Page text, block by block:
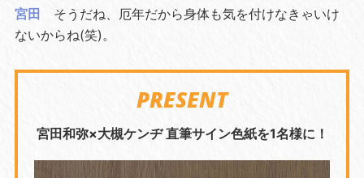
宮田
そうだね、厄年だから身体も気を付けなきゃいけ
ないからね(笑)。
PRESENT
宮田和弥×大槻ケンヂ 直筆サイン色紙を1名様に！